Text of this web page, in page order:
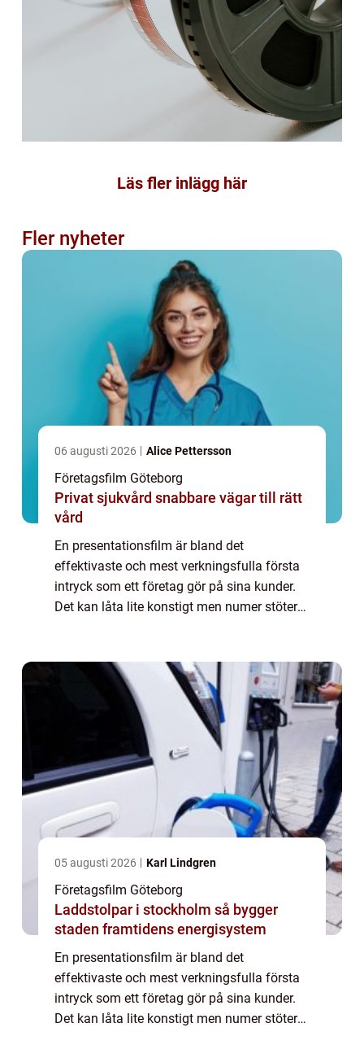
Läs fler inlägg här
Fler nyheter
06 augusti 2026 Alice Pettersson
Företagsfilm Göteborg
Privat sjukvård snabbare vägar till rätt
vård
En presentationsfilm är bland det
effektivaste och mest verkningsfulla första
intryck som ett företag gör på sina kunder.
Det kan låta lite konstigt men numer stöter
05 augusti 2026 Karl Lindgren
Företagsfilm Göteborg
Laddstolpar i stockholm så bygger
staden framtidens energisystem
En presentationsfilm är bland det
effektivaste och mest verkningsfulla första
intryck som ett företag gör på sina kunder.
Det kan låta lite konstigt men numer stöter